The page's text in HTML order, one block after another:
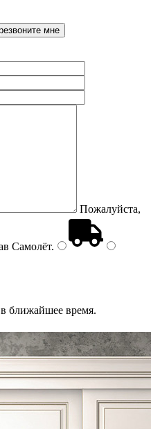
Пожалуйста,
Самолёт.
ближайшее время.